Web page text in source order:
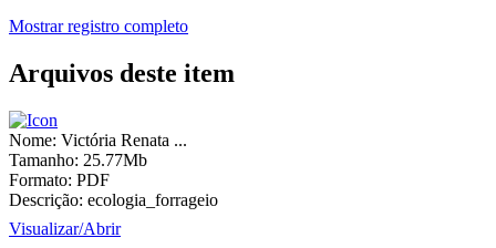
Mostrar registro completo
Arquivos deste item
Nome: Victória Renata ...
Tamanho: 25.77Mb
Formato: PDF
Descrição: ecologia_forrageio
Visualizar/Abrir